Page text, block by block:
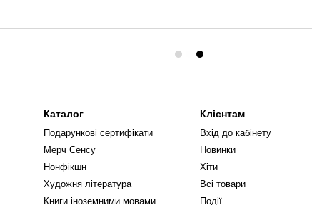
Каталог
Подарункові сертифікати
Мерч Сенсу
Нонфікшн
Художня література
Книги іноземними мовами
Клієнтам
Вхід до кабінету
Новинки
Хіти
Всі товари
Події